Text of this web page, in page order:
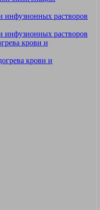
инфузионных растворов
инфузионных растворов
крови и
крови и